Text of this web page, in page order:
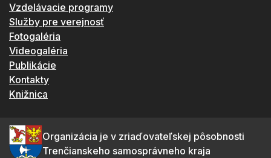
Vzdelávacie programy
Služby pre verejnosť
Fotogaléria
Videogaléria
Publikácie
Kontakty
Knižnica
Organizácia je v zriaďovateľskej pôsobnosti
Trenčianskeho samosprávneho kraja